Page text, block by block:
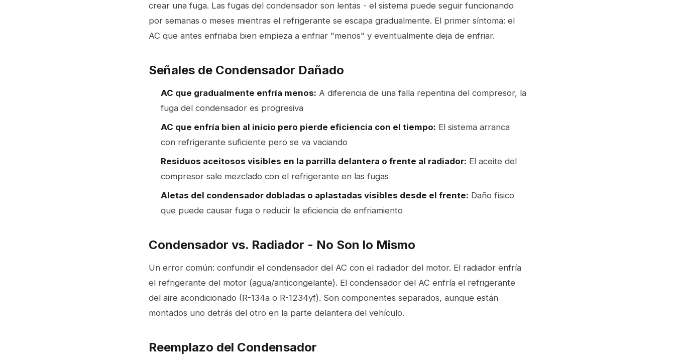
crear una fuga. Las fugas del condensador son lentas - el sistema puede seguir funcionando
por semanas o meses mientras el refrigerante se escapa gradualmente. El primer síntoma: el
AC que antes enfriaba bien empieza a enfriar "menos" y eventualmente deja de enfriar.
Señales de Condensador Dañado
AC que gradualmente enfría menos: A diferencia de una falla repentina del compresor, la
fuga del condensador es progresiva
AC que enfría bien al inicio pero pierde eficiencia con el tiempo: El sistema arranca
con refrigerante suficiente pero se va vaciando
Residuos aceitosos visibles en la parrilla delantera o frente al radiador: El aceite del
compresor sale mezclado con el refrigerante en las fugas
Aletas del condensador dobladas o aplastadas visibles desde el frente: Daño físico
que puede causar fuga o reducir la eficiencia de enfriamiento
Condensador vs. Radiador - No Son lo Mismo
Un error común: confundir el condensador del AC con el radiador del motor. El radiador enfría
el refrigerante del motor (agua/anticongelante). El condensador del AC enfría el refrigerante
del aire acondicionado (R-134a o R-1234yf). Son componentes separados, aunque están
montados uno detrás del otro en la parte delantera del vehículo.
Reemplazo del Condensador